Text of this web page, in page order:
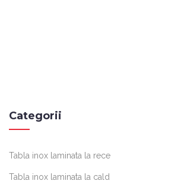
Categorii
Tabla inox laminata la rece
Tabla inox laminata la cald